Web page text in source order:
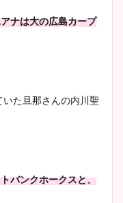
ナは大の広島カープ
た旦那さんの内川聖
バンクホークスと、